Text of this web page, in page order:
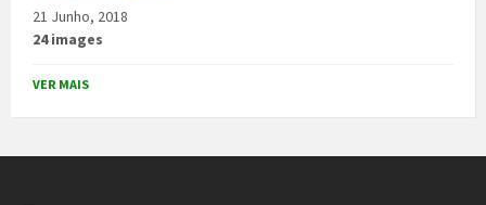
21 Junho, 2018
24 images
VER MAIS